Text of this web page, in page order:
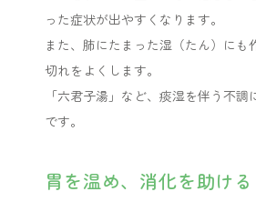
った症状が出やすくなります。
また、肺にたまった湿（たん）にも
切れをよくします。
「六君子湯」など、痰湿を伴う不
です。
胃を温め、消化を助ける